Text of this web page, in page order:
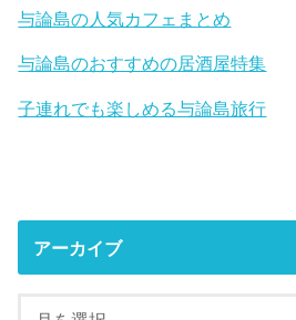
与論島の人気カフェまとめ
与論島のおすすめの居酒屋特集
子連れでも楽しめる与論島旅行
アーカイブ